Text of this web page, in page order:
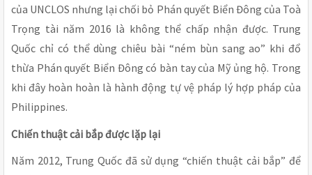
của UNCLOS nhưng lại chối bỏ Phán quyết Biển Đông của Toà
Trọng tài năm 2016 là không thể chấp nhận được. Trung
Quốc chỉ có thể dùng chiêu bài “ném bùn sang ao” khi đổ
thừa Phán quyết Biển Đông có bàn tay của Mỹ ủng hộ. Trong
khi đây hoàn hoàn là hành động tự vệ pháp lý hợp pháp của
Philippines.
Chiến thuật cải bắp được lặp lại
Năm 2012, Trung Quốc đã sử dụng “chiến thuật cải bắp” để